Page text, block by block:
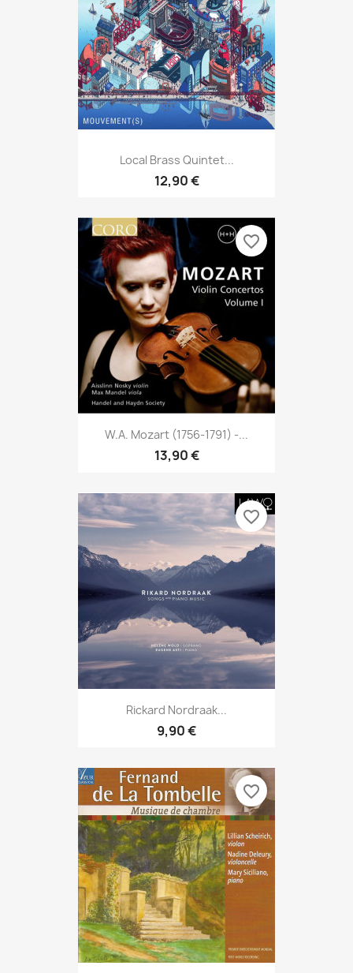
Local Brass Quintet...
12,90 €
W.A. Mozart (1756-1791) -...
13,90 €
favorite_border
Rickard Nordraak...
9,90 €
favorite_border
favorite_border